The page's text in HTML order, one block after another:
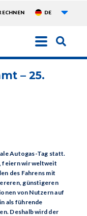
DE
– 25.
Autogas-Tag statt.
feiern wir weltweit
des Fahrens mit
günstigeren
von Nutzern auf
als führende
Deshalb wird der